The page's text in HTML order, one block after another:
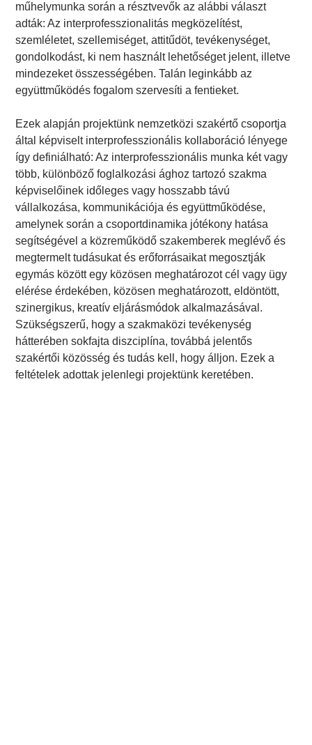
műhelymunka során a résztvevők az alábbi választ
adták: Az interprofesszionalitás megközelítést,
szemléletet, szellemiséget, attitűdöt, tevékenységet,
gondolkodást, ki nem használt lehetőséget jelent, illetve
mindezeket összességében. Talán leginkább az
együttműködés fogalom szervesíti a fentieket.
Ezek alapján projektünk nemzetközi szakértő csoportja
által képviselt interprofesszionális kollaboráció lényege
így definiálható: Az interprofesszionális munka két vagy
több, különböző foglalkozási ághoz tartozó szakma
képviselőinek időleges vagy hosszabb távú
vállalkozása, kommunikációja és együttműködése,
amelynek során a csoportdinamika jótékony hatása
segítségével a közreműködő szakemberek meglévő és
megtermelt tudásukat és erőforrásaikat megosztják
egymás között egy közösen meghatározot cél vagy ügy
elérése érdekében, közösen meghatározott, eldöntött,
szinergikus, kreatív eljárásmódok alkalmazásával.
Szükségszerű, hogy a szakmaközi tevékenység
hátterében sokfajta diszciplína, továbbá jelentős
szakértői közösség és tudás kell, hogy álljon. Ezek a
feltételek adottak jelenlegi projektünk keretében.